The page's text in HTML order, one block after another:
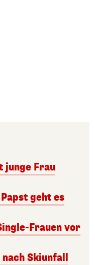
junge Frau
geht es
Frauen vor
Skiunfall